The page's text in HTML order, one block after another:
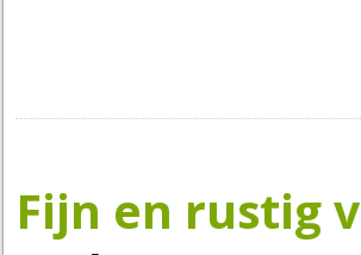
Fijn en rustig